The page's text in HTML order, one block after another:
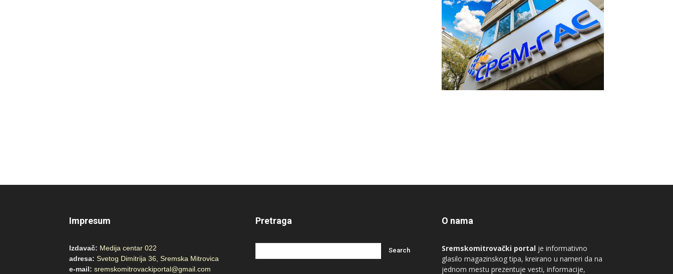
Impresum
Izdavač: Medija centar 022
adresa: Svetog Dimitrija 36, Sremska Mitrovica
e-mail: sremskomitrovackiportal@gmail.com
Pretraga O nama
Sremskomitrovački portal je informativno
glasilo magazinskog tipa, kreirano u nameri da na
jednom mestu prezentuje vesti, informacije,